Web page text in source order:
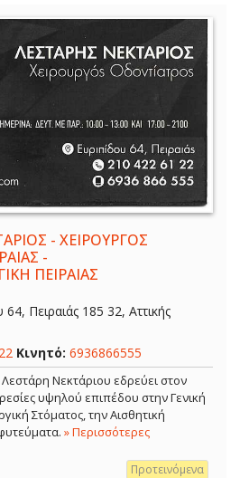
- ΧΕΙΡΟΥΡΓΟΣ
-
ΠΕΙΡΑΙΑΣ
64, Πειραιάς 185 32, Αττικής
Κινητό: 6936866555
Νεκτάριου εδρεύει στον
υψηλού επιπέδου στην Γενική
Στόματος, την Αισθητική
» Περισσότερες
Προτεινόμενα